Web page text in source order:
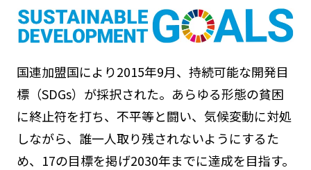
国連加盟国により2015年9月、持続可能な開発目
標（SDGs）が採択された。あらゆる形態の貧困
に終止符を打ち、不平等と闘い、気候変動に対処
しながら、誰一人取り残されないようにするた
め、17の目標を掲げ2030年までに達成を目指す。